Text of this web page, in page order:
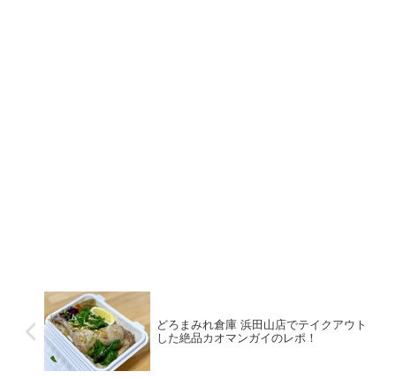
どろまみれ倉庫 浜田山店でテイクアウト
した絶品カオマンガイのレポ！